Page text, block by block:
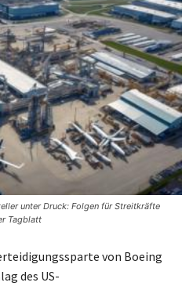
unter Druck: Folgen für Streitkräfte
Tagblatt
von Boeing
des US-